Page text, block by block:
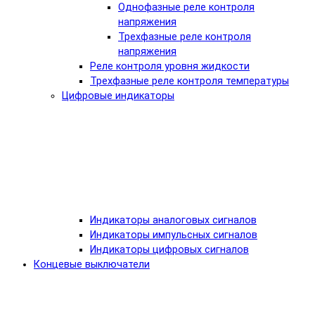
Однофазные реле контроля
напряжения
Трехфазные реле контроля
напряжения
Реле контроля уровня жидкости
Трехфазные реле контроля температуры
Цифровые индикаторы
Индикаторы аналоговых сигналов
Индикаторы импульсных сигналов
Индикаторы цифровых сигналов
Концевые выключатели